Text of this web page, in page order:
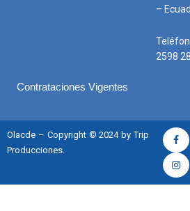
–
2598
Contrataciones Vigentes
Olacde – Copyright © 2024 by Trip
Producciones.